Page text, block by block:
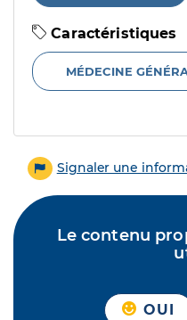
Caractéristiques
MÉDECINE
Signaler une
Le contenu
OUI